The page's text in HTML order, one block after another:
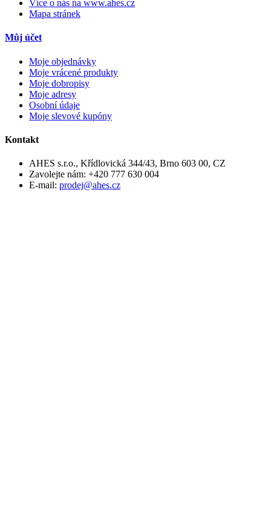
Více o nás na www.ahes.cz
Mapa stránek
Můj účet
Moje objednávky
Moje vrácené produkty
Moje dobropisy
Moje adresy
Osobní údaje
Moje slevové kupóny
Kontakt
AHES s.r.o., Křídlovická 344/43, Brno 603 00, CZ
Zavolejte nám: +420 777 630 004
E-mail: prodej@ahes.cz